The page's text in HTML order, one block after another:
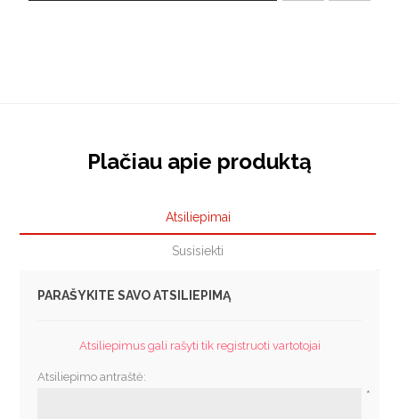
Plačiau apie produktą
Atsiliepimai
Susisiekti
PARAŠYKITE SAVO ATSILIEPIMĄ
Atsiliepimus gali rašyti tik registruoti vartotojai
Atsiliepimo antraštė:
*